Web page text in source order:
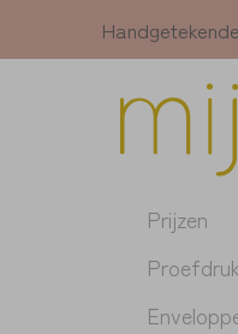
Prijzen
Proefdruk